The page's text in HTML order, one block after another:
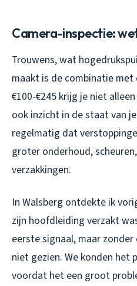
Camera-inspectie:
Trouwens, wat
maakt is de combinatie
€100-€245 krijg je niet
ook inzicht in de staat van
regelmatig dat
groter onderhoud,
verzakkingen.
In Walsberg ontdekte ik
zijn hoofdleiding verzakt
eerste signaal, maar
niet gezien. We konden het
voordat het een groot